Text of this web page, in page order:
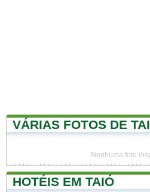
VÁRIAS FOTOS DE
Nenhuma foto
HOTÉIS EM TAIÓ